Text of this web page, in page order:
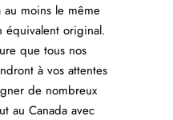
moins le même
équivalent original.
que tous nos
à vos attentes
de nombreux
au Canada avec